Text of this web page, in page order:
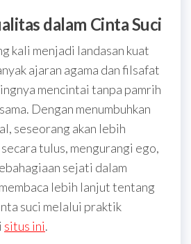
dalam Cinta Suci
kali menjadi landasan kuat
ajaran agama dan filsafat
mencintai tanpa pamrih
Dengan menumbuhkan
seseorang akan lebih
tulus, mengurangi ego,
sejati dalam
lebih lanjut tentang
suci melalui praktik
situs ini.